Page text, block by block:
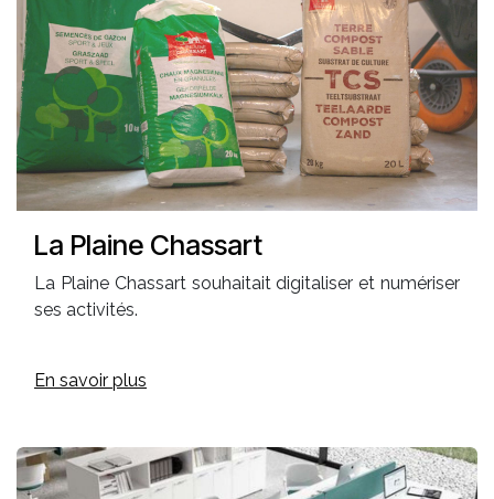
La Plaine Chassart
La Plaine Chassart souhaitait digitaliser et numériser
ses activités.
En savoir plus